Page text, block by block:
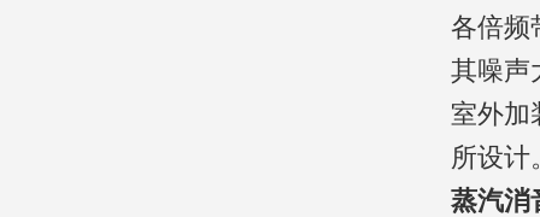
各倍频
其噪声
室外加
所设计
蒸汽消